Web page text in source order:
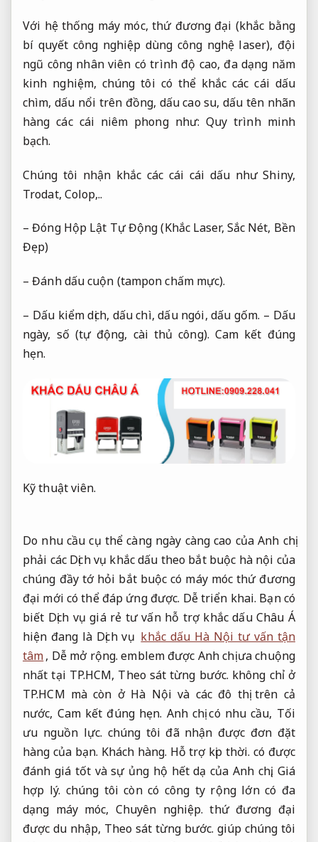
Với hệ thống máy móc, thứ đương đại (khắc bằng
bí quyết công nghiệp dùng công nghệ laser), đội
ngũ công nhân viên có trình độ cao, đa dạng năm
kinh nghiệm, chúng tôi có thể khắc các cái dấu
chìm, dấu nổi trên đồng, dấu cao su, dấu tên nhãn
hàng các cái niêm phong như: Quy trình minh
bạch.
Chúng tôi nhận khắc các cái cái dấu như Shiny,
Trodat, Colop,..
– Đóng Hộp Lật Tự Động (Khắc Laser, Sắc Nét, Bền
Đẹp)
– Đánh dấu cuộn (tampon chấm mực).
– Dấu kiểm dịch, dấu chì, dấu ngói, dấu gốm. – Dấu
ngày, số (tự động, cài thủ công). Cam kết đúng
hẹn.
Kỹ thuật viên.
Do nhu cầu cụ thể càng ngày càng cao của Anh chị
phải các Dịch vụ khắc dấu theo bắt buộc hà nội của
chúng đầy tớ hỏi bắt buộc có máy móc thứ đương
đại mới có thể đáp ứng được. Dễ triển khai. Bạn có
biết Dịch vụ giá rẻ tư vấn hỗ trợ khắc dấu Châu Á
hiện đang là Dịch vụ khắc dấu Hà Nội tư vấn tận
tâm, Dễ mở rộng. emblem được Anh chị ưa chuộng
nhất tại TP.HCM, Theo sát từng bước. không chỉ ở
TP.HCM mà còn ở Hà Nội và các đô thị trên cả
nước, Cam kết đúng hẹn. Anh chị có nhu cầu, Tối
ưu nguồn lực. chúng tôi đã nhận được đơn đặt
hàng của bạn. Khách hàng. Hỗ trợ kịp thời. có được
đánh giá tốt và sự ủng hộ hết dạ của Anh chị, Giá
hợp lý. chúng tôi còn có công ty rộng lớn có đa
dạng máy móc, Chuyên nghiệp. thứ đương đại
được du nhập, Theo sát từng bước. giúp chúng tôi